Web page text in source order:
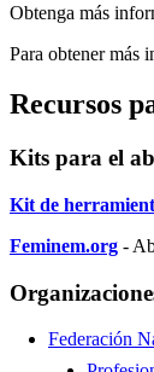
Obtenga más
Para obtener más
Recursos
Kits para el
Kit de
Feminem.org -
Federación